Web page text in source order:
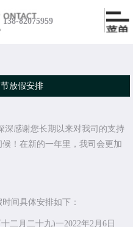
138-82075959
放假安排
深感谢您长期以来对我司的支持
！在新的一年里，我司会更加
间具体安排如下：
二月二十九)一2022年2月6日